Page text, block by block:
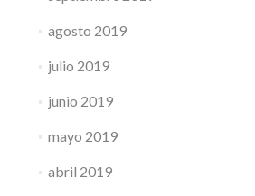
agosto 2019
julio 2019
junio 2019
mayo 2019
abril 2019